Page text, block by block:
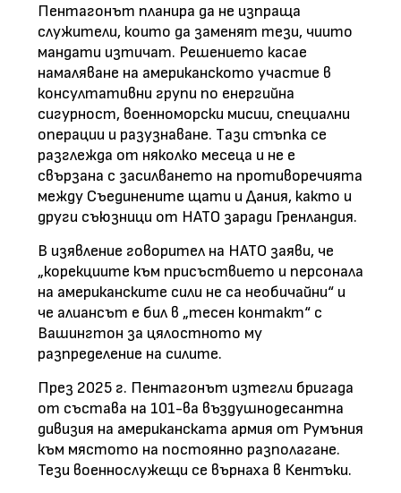
Пентагонът планира да не изпраща
служители, които да заменят тези, чиито
мандати изтичат. Решението касае
намаляване на американското участие в
консултативни групи по енергийна
сигурност, военноморски мисии, специални
операции и разузнаване. Tази стъпка се
разглежда от няколко месеца и не е
свързана с засилването на противоречията
между Съединените щати и Дания, както и
други съюзници от НАТО заради Гренландия.
В изявление говорител на НАТО заяви, че
„корекциите към присъствието и персонала
на американските сили не са необичайни“ и
че алиансът е бил в „тесен контакт“ с
Вашингтон за цялостното му
разпределение на силите.
През 2025 г. Пентагонът изтегли бригада
от състава на 101-ва въздушнодесантна
дивизия на американската армия от Румъния
към мястото на постоянно разполагане.
Тези военнослужещи се върнаха в Кентъки.